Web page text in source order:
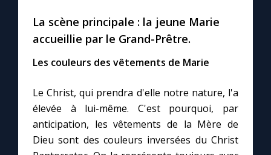
Une neuvaine
1000 Raisons de Croire
Chapelet pour le monde
La scène principale : la jeune Marie
accueillie par le Grand-Prêtre.
Les couleurs des vêtements de Marie
Le Christ, qui prendra d'elle notre nature, l'a
élevée à lui-même. C'est pourquoi, par
anticipation, les vêtements de la Mère de
Dieu sont des couleurs inversées du Christ